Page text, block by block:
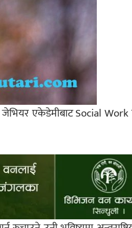
एकेडेमीबाट Social Work